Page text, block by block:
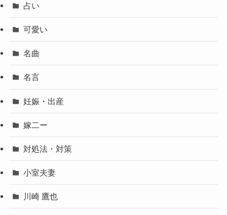
占い
可愛い
名曲
名言
妊娠・出産
嫁二ー
対処法・対策
小室夫妻
川崎 鷹也